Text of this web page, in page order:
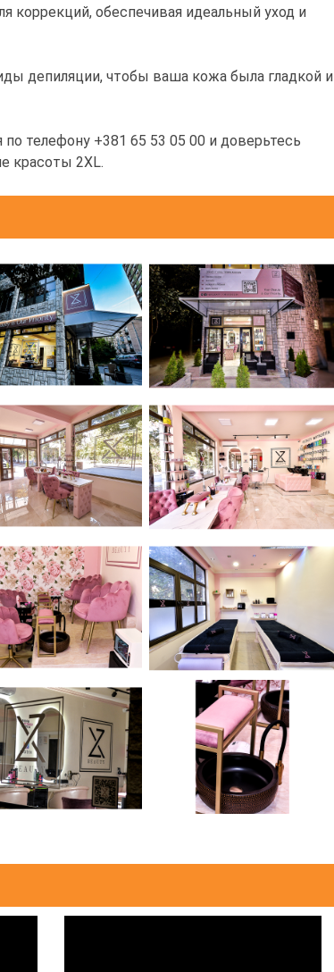
коррекций, обеспечивая идеальный уход и
депиляции, чтобы ваша кожа была гладкой и
телефону +381 65 53 05 00 и доверьтесь
красоты 2XL.